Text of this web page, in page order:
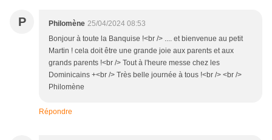
P Philomène 25/04/2024 08:53
Bonjour à toute la Banquise !<br /> .... et bienvenue au petit
Martin ! cela doit être une grande joie aux parents et aux
grands parents !<br /> Tout à l'heure messe chez les
Dominicains +<br /> Très belle journée à tous !<br /> <br />
Philomène
Répondre